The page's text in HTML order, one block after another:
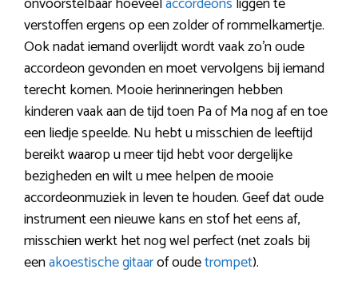
verstoffen ergens op een zolder of rommelkamertje.
Ook nadat iemand overlijdt wordt vaak zo’n oude
accordeon gevonden en moet vervolgens bij iemand
terecht komen. Mooie herinneringen hebben
kinderen vaak aan de tijd toen Pa of Ma nog af en toe
een liedje speelde. Nu hebt u misschien de leeftijd
bereikt waarop u meer tijd hebt voor dergelijke
bezigheden en wilt u mee helpen de mooie
accordeonmuziek in leven te houden. Geef dat oude
instrument een nieuwe kans en stof het eens af,
misschien werkt het nog wel perfect (net zoals bij
eenakoestische gitaarof oudetrompet).